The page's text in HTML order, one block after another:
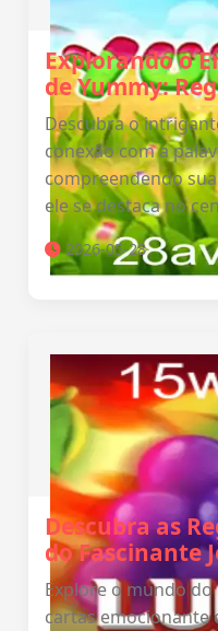
Explorando o
de Yummy:
Descubra o
conexão com a
compreendendo
ele se destaca no
2026-05-28
Descubra as
do Fascinante
Explore o mundo
cartas emocionante